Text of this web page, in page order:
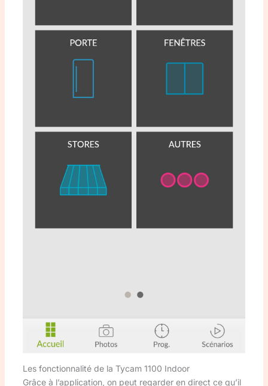
Les fonctionnalité de la Tycam 1100 Indoor
Grâce à l’application, on peut regarder en direct ce qu’il